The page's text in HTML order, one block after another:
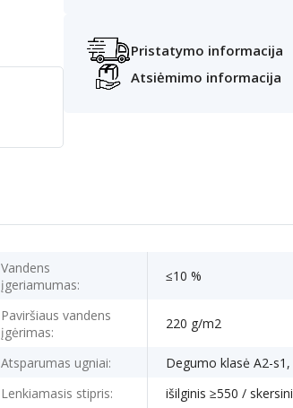
Pristatymo informacija
Atsiėmimo informacija
Vandens
įgeriamumas:
≤10 %
Paviršiaus vandens
įgėrimas:
220 g/m2
Atsparumas ugniai:
Degumo klasė A2-s1,
Lenkiamasis stipris:
išilginis ≥550 /